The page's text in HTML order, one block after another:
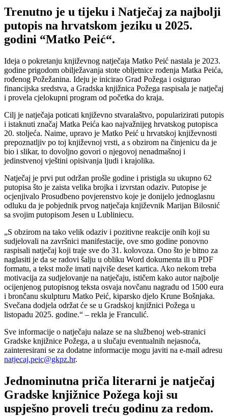
Trenutno je u tijeku i Natječaj za najbolji
putopis na hrvatskom jeziku u 2025.
godini “Matko Peić“.
Ideja o pokretanju književnog natječaja Matko Peić nastala je 2023.
godine prigodom obilježavanja stote obljetnice rođenja Matka Peića,
rođenog Požežanina. Ideju je inicirao Grad Požega i osigurao
financijska sredstva, a Gradska knjižnica Požega raspisala je natječaj
i provela cjelokupni program od početka do kraja.
Cilj je natječaja poticati književno stvaralaštvo, popularizirati putopis
i istaknuti značaj Matka Peića kao najvažnijeg hrvatskog putopisca
20. stoljeća. Naime, upravo je Matko Peić u hrvatskoj književnosti
prepoznatljiv po toj književnoj vrsti, a s obzirom na činjenicu da je
bio i slikar, to dovoljno govori o njegovoj nenadmašnoj i
jedinstvenoj vještini opisivanja ljudi i krajolika.
Natječaj je prvi put održan prošle godine i pristigla su ukupno 62
putopisa što je zaista velika brojka i izvrstan odaziv. Putopise je
ocjenjivalo Prosudbeno povjerenstvo koje je donijelo jednoglasnu
odluku da je pobjednik prvog natječaja književnik Marijan Bilosnić
sa svojim putopisom Jesen u Lubliniecu.
„S obzirom na tako velik odaziv i pozitivne reakcije onih koji su
sudjelovali na završnici manifestacije, ove smo godine ponovno
raspisali natječaj koji traje sve do 31. kolovoza. Ono što je bitno za
naglasiti je da se radovi šalju u obliku Word dokumenta ili u PDF
formatu, a tekst može imati najviše deset kartica. Ako nekom treba
motivacija za sudjelovanje na natječaju, ističem kako autor najbolje
ocijenjenog putopisnog teksta osvaja novčanu nagradu od 1500 eura
i brončanu skulpturu Matko Peić, kiparsko djelo Krune Bošnjaka.
Svečana dodjela održat će se u Gradskoj knjižnici Požega u
listopadu 2025. godine.“ – rekla je Franculić.
Sve informacije o natječaju nalaze se na službenoj web-stranici
Gradske knjižnice Požega, a u slučaju eventualnih nejasnoća,
zainteresirani se za dodatne informacije mogu javiti na e-mail adresu
natjecaj.peic@gkpz.hr.
Jednominutna priča literarni je natječaj
Gradske knjižnice Požega koji su
uspješno proveli treću godinu za redom.